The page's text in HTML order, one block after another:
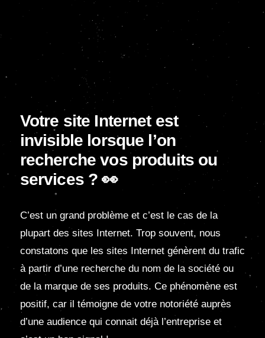
Votre site Internet est
invisible lorsque l’on
recherche vosproduits ou
services ? 👀
C’est un grand problème et c’est le cas de la
plupart des sites Internet. Trop souvent, nous
constatons que les sites Internet génèrent du trafic
à partir d’une recherche du nom de la société ou
de la marque de ses produits. Ce phénomène est
positif, car il témoigne de votre notoriété auprès
d’une audience qui connait déjà l’entreprise et